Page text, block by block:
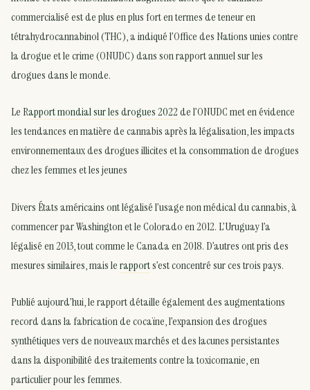
commercialisé est de plus en plus fort en termes de teneur en
tétrahydrocannabinol (THC), a indiqué l’Office des Nations unies contre
la drogue et le crime (ONUDC) dans son rapport annuel sur les
drogues dans le monde.
Le Rapport mondial sur les drogues 2022de l’ONUDC met en évidence
les tendances en matière de cannabis après la légalisation, les impacts
environnementaux des drogues illicites et la consommation de drogues
chez les femmes et les jeunes
Divers États américains ont légalisé l’usage non médical du cannabis, à
commencer par Washington et le Colorado en 2012. L’Uruguay l’a
légalisé en 2013, tout comme le Canada en 2018. D’autres ont pris des
mesures similaires, mais lerapports’est concentré sur ces trois pays.
Publié aujourd’hui, le rapport détaille également des augmentations
record dans la fabrication de cocaïne, l’expansion des drogues
synthétiques vers de nouveaux marchés et des lacunes persistantes
dans la disponibilité des traitements contre la toxicomanie, en
particulier pour les femmes.